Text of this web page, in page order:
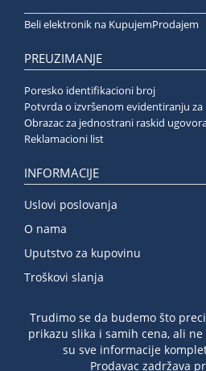
Beli elektronik na KupujemProdajem
PREUZIMANJE
Poresko identifikacioni broj
Potvrda o izvršenom evidentiranju za
Obrazac za jednostrani raskid
Reklamacioni list
INFORMACIJE
Uslovi poslovanja
O nama
Uputstvo za kupovinu
Troškovi slanja
Trudimo se da budemo što
prikazu slika i samih cena, ali
su sve informacije
Prodavac zadržava